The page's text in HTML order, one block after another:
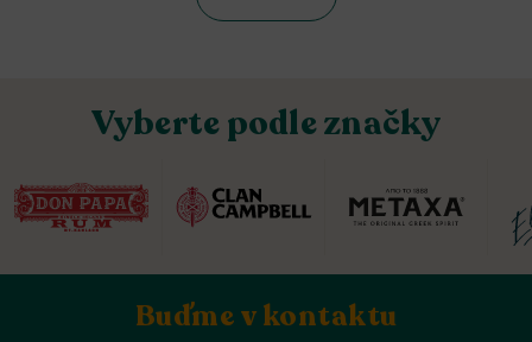
Vyberte podle značky
Buďme v kontaktu